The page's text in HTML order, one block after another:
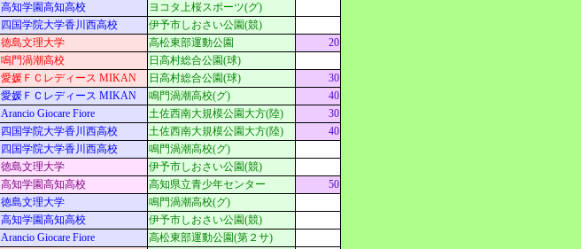
高知学園高知高校
ヨコタ上桜スポーツ(グ)
四国学院大学香川西高校 伊予市しおさい公園(競)
徳島文理大学 高松東部運動公園
20
鳴門渦潮高校
日高村総合公園(球)
愛媛ＦＣレディース MIKAN 日高村総合公園(球) 30
愛媛ＦＣレディース MIKAN 鳴門渦潮高校(グ)
40
Arancio Giocare Fiore 土佐西南大規模公園大方(陸)
30
四国学院大学香川西高校 土佐西南大規模公園大方(陸) 40
四国学院大学香川西高校
鳴門渦潮高校(グ)
徳島文理大学
伊予市しおさい公園(競)
高知学園高知高校 高知県立青少年センター 50
徳島文理大学
鳴門渦潮高校(グ)
高知学園高知高校
伊予市しおさい公園(競)
Arancio Giocare Fiore 高松東部運動公園(第２サ)